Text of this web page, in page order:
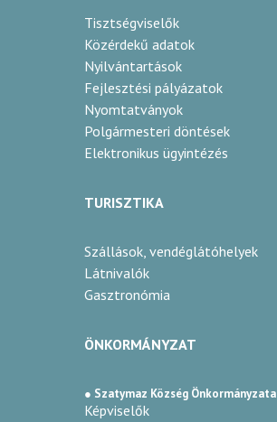
Tisztségviselők
Közérdekű adatok
Nyilvántartások
Fejlesztési pályázatok
Nyomtatványok
Polgármesteri döntések
Elektronikus ügyintézés
TURISZTIKA
Szállások, vendéglátóhelyek
Látnivalók
Gasztronómia
ÖNKORMÁNYZAT
● Szatymaz Község Önkormányzata
Képviselők